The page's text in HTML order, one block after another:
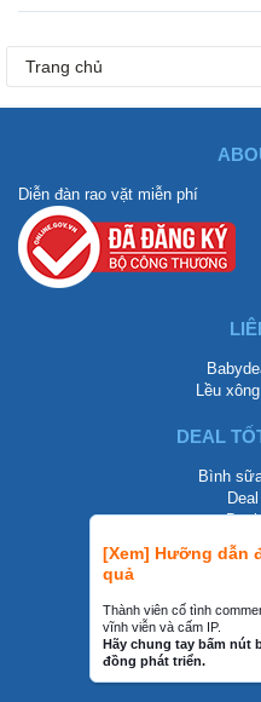
[Xem] Hưỡng dẫn
quả
Thành viên cố tình
vĩnh viễn và cấm IP.
Hãy chung tay bấm nút
đồng phát triển.
Trang chủ
Diễn đàn rao vặt miễn phí
Lều
DEAL
Bình
Deal